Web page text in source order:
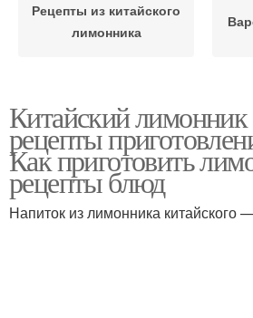
Рецепты из китайского
лимонника
Лимонник в аптеке
Лимонник из семян
Китайский лимонник
рецепты
Как приготовить
рецепты блюд
Напиток из лимонника китайского